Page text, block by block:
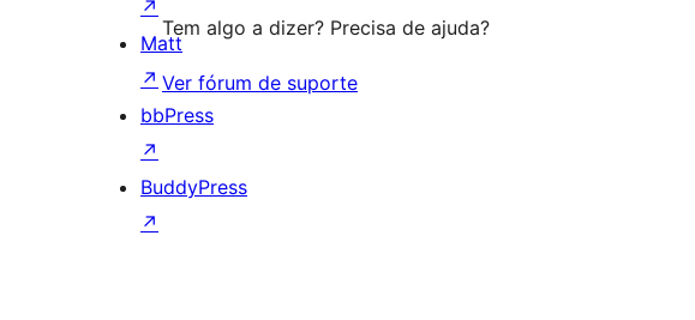
Tem algo a dizer? Precisa de ajuda?
Ver fórum de suporte
↗
Matt
↗
bbPress
↗
BuddyPress
↗